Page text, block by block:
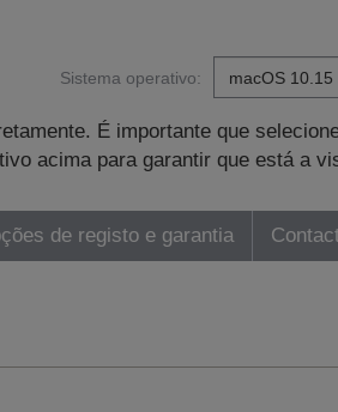
Sistema operativo:
É importante que
acima para garantir que está a
de registo e garantia